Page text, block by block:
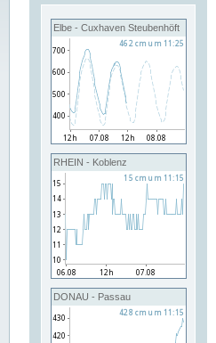
Elbe - Cuxhaven Steubenhöft
RHEIN - Koblenz
DONAU - Passau